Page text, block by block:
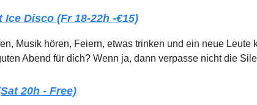
Ice Disco (Fr 18-22h -€15)
Musik hören, Feiern, etwas trinken und ein neue Leute
Abend für dich? Wenn ja, dann verpasse nicht die
20h - Free)